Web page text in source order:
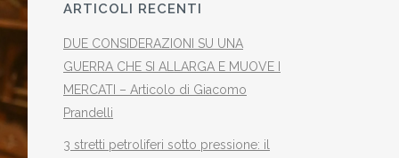
ARTICOLI RECENTI
DUE CONSIDERAZIONI SU UNA
GUERRA CHE SI ALLARGA E MUOVE I
MERCATI – Articolo di Giacomo
Prandelli
3 stretti petroliferi sotto pressione: il